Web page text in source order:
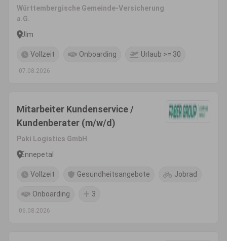
Württembergische Gemeinde-Versicherung
a.G.
Ulm
Vollzeit Onboarding Urlaub >= 30
07.08.2026
Mitarbeiter Kundenservice /
Kundenberater (m/w/d)
Paki Logistics GmbH
Ennepetal
Vollzeit Gesundheitsangebote Jobrad
Onboarding 3
06.08.2026